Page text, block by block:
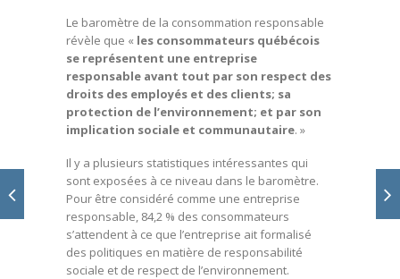
Le baromètre de la consommation responsable
révèle que « les consommateurs québécois
se représentent une entreprise
responsable avant tout par son respect des
droits des employés et des clients; sa
protection de l’environnement; et par son
implication sociale et communautaire. »
Il y a plusieurs statistiques intéressantes qui
sont exposées à ce niveau dans le baromètre.
Pour être considéré comme une entreprise
responsable, 84,2 % des consommateurs
s’attendent à ce que l’entreprise ait formalisé
des politiques en matière de responsabilité
sociale et de respect de l’environnement.